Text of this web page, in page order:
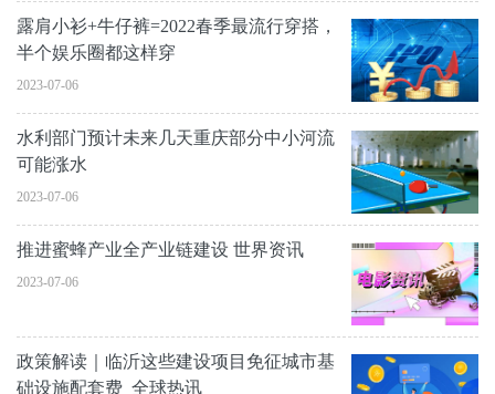
露肩小衫+牛仔裤=2022春季最流行穿搭，
半个娱乐圈都这样穿
2023-07-06
水利部门预计未来几天重庆部分中小河流
可能涨水
2023-07-06
推进蜜蜂产业全产业链建设 世界资讯
2023-07-06
政策解读｜临沂这些建设项目免征城市基
础设施配套费_全球热讯